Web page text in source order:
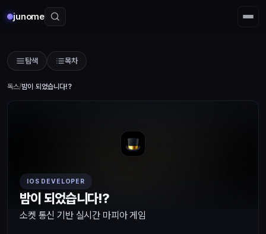
junome
탐색 목차
독스/밤이 되었습니다!?
IOS DEVELOPER
밤이 되었습니다!?
소켓 통신 기반 실시간 마피아 게임